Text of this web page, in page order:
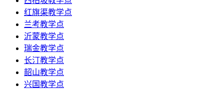
红旗渠教学点
兰考教学点
沂蒙教学点
瑞金教学点
长汀教学点
韶山教学点
兴国教学点